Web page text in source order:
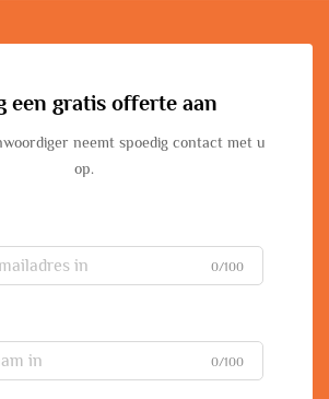
een gratis offerte aan
neemt spoedig contact met u
op.
0/100
0/100